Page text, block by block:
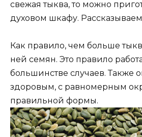
свежая тыква, то можно
духовом шкафу.
Как правило, чем больше
ней семян. Это правило
большинстве случаев. Также
здоровым, с равномерным
правильной формы.